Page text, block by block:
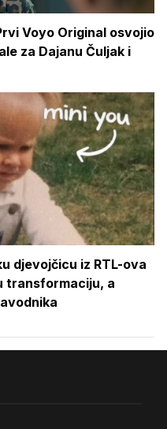
Voyo Original osvojio
za Dajanu Čuljak i
djevojčicu iz RTL-ova
transformaciju, a